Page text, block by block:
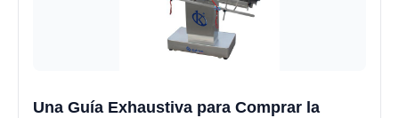
Una Guía Exhaustiva para Comprar la